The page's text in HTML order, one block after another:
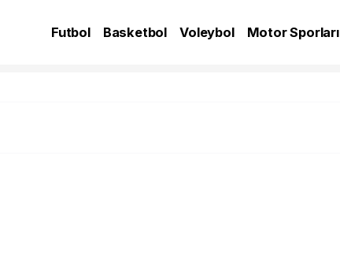
Futbol Basketbol Voleybol Motor Sporları